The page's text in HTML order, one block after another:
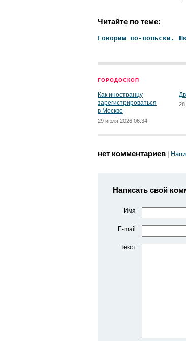
Читайте по теме:
Говорим по-польски.
ГОРОДОСКОП
Как иностранцу
зарегистрироваться
в Москве
29 июля 2026 06:34
28
нет комментариев
Написать свой
Имя
E-mail
Текст